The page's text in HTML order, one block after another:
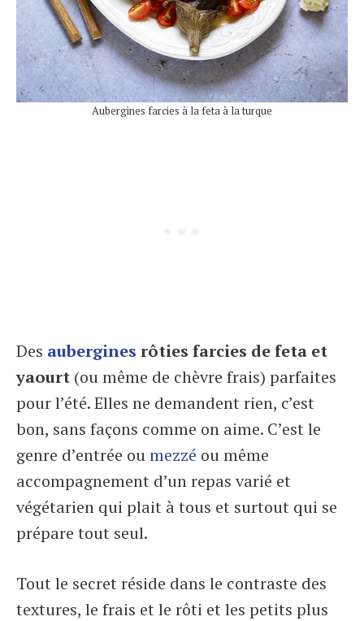
Aubergines farcies à la feta à la turque
Des aubergines rôties farcies de feta et
yaourt (ou même de chèvre frais) parfaites
pour l’été. Elles ne demandent rien, c’est
bon, sans façons comme on aime. C’est le
genre d’entrée ou mezzé ou même
accompagnement d’un repas varié et
végétarien qui plait à tous et surtout qui se
prépare tout seul.
Tout le secret réside dans le contraste des
textures, le frais et le rôti et les petits plus